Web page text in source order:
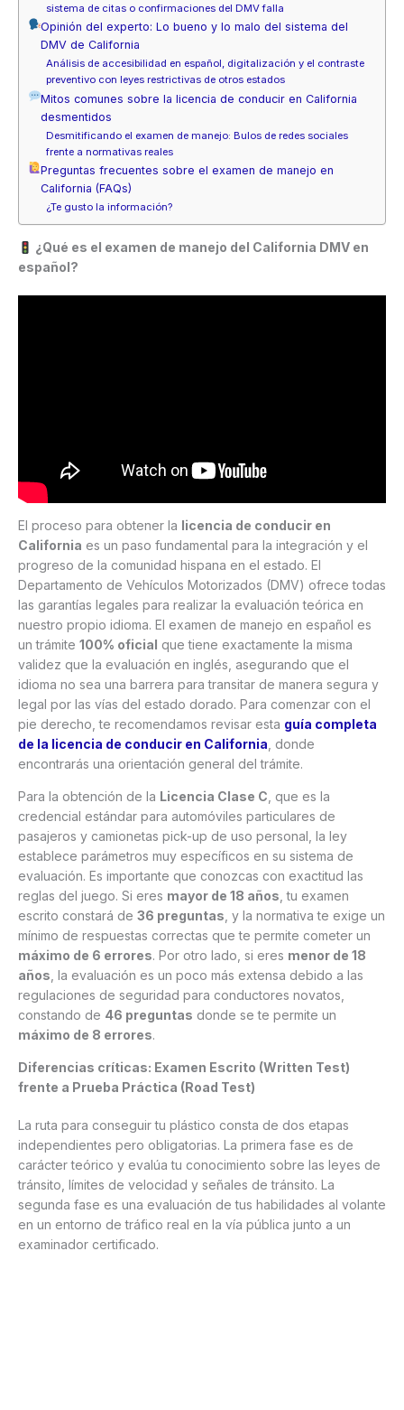
sistema de citas o confirmaciones del DMV falla
Opinión del experto: Lo bueno y lo malo del sistema del
DMV de California
Análisis de accesibilidad en español, digitalización y el contraste
preventivo con leyes restrictivas de otros estados
Mitos comunes sobre la licencia de conducir en California
desmentidos
Desmitificando el examen de manejo: Bulos de redes sociales
frente a normativas reales
Preguntas frecuentes sobre el examen de manejo en
California (FAQs)
¿Te gusto la información?
¿Qué es el examen de manejo del California DMV en
español?
El proceso para obtener la licencia de conducir en
California es un paso fundamental para la integración y el
progreso de la comunidad hispana en el estado. El
Departamento de Vehículos Motorizados (DMV) ofrece todas
las garantías legales para realizar la evaluación teórica en
nuestro propio idioma. El examen de manejo en español es
un trámite 100% oficial que tiene exactamente la misma
validez que la evaluación en inglés, asegurando que el
idioma no sea una barrera para transitar de manera segura y
legal por las vías del estado dorado. Para comenzar con el
pie derecho, te recomendamos revisar esta guía completa
de la licencia de conducir en California , donde
encontrarás una orientación general del trámite.
Para la obtención de la Licencia Clase C , que es la
credencial estándar para automóviles particulares de
pasajeros y camionetas pick-up de uso personal, la ley
establece parámetros muy específicos en su sistema de
evaluación. Es importante que conozcas con exactitud las
reglas del juego. Si eres mayor de 18 años , tu examen
escrito constará de 36 preguntas , y la normativa te exige un
mínimo de respuestas correctas que te permite cometer un
máximo de 6 errores. Por otro lado, si eres menor de 18
años , la evaluación es un poco más extensa debido a las
regulaciones de seguridad para conductores novatos,
constando de 46 preguntas donde se te permite un
máximo de 8 errores.
Diferencias críticas: Examen Escrito (Written Test)
frente a Prueba Práctica (Road Test)
La ruta para conseguir tu plástico consta de dos etapas
independientes pero obligatorias. La primera fase es de
carácter teórico y evalúa tu conocimiento sobre las leyes de
tránsito, límites de velocidad y señales de tránsito. La
segunda fase es una evaluación de tus habilidades al volante
en un entorno de tráfico real en la vía pública junto a un
examinador certificado.